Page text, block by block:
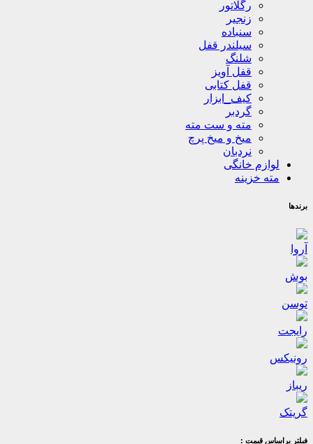
رگلاتور
زنجیر
سنباده
سیلندر قفل
شلنگ
قفل آویز
قفل کتابی
کیف_ابزار
گردبر
مته و ست مته
میخ و میخ پرچ
نردبان
لوازم خانگی
مته خزینه
برندها
آروا
بوش
توسن
رایجت
رونیکس
ریباز
گریتک
فیلتر براساس قیمت :